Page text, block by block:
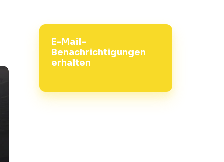
E-Mail-
Benachrichtigungen
erhalten